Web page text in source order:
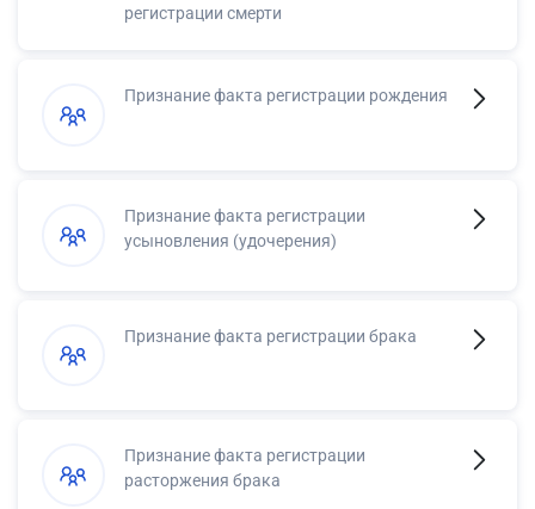
регистрации смерти
Признание факта регистрации рождения
Признание факта регистрации
усыновления (удочерения)
Признание факта регистрации брака
Признание факта регистрации
расторжения брака